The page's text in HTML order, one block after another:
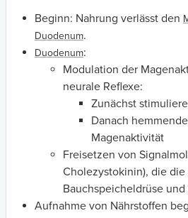
Beginn: Nahrung verlässt den
Duodenum.
Duodenum:
Modulation der
neurale Reflexe:
Zunächst
Danach
Magenaktivität
Freisetzen von
Cholezystokinin), die
Bauchspeicheldrüse und
Aufnahme von Nährstoffen